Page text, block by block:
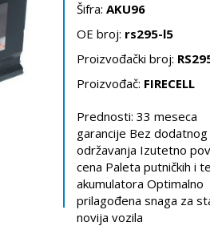
Šifra: AKU96
OE broj: rs295-l5
Proizvođački broj:
Proizvođač: FIRECELL
Prednosti: 33 meseca
garancije Bez dodatnog
održavanja Izutetno
cena Paleta putničkih i
akumulatora Optimalno
prilagođena snaga za
novija vozila